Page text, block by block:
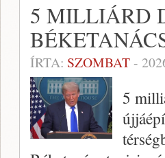
5 MILLIÁRD
ÍRTA: SZOMBAT-
5